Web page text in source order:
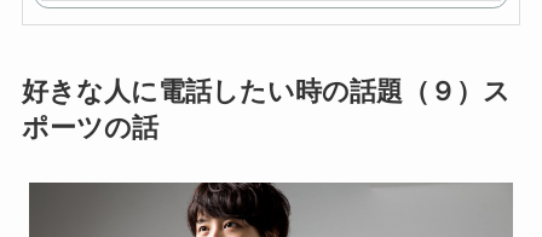
天
購
好きな人に電話したい時の話題（９）ス
ポーツの話